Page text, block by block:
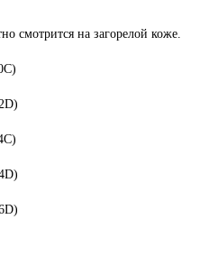
смотрится на загорелой коже.